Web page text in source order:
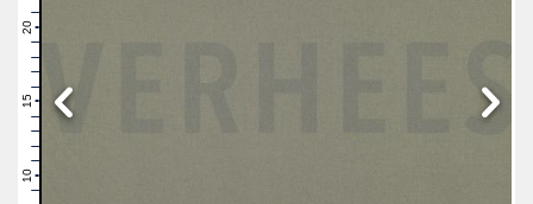
11
16
21